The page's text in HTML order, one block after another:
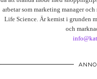
arbetar som marketing manager
Life Science. Är kemist i grunden
och